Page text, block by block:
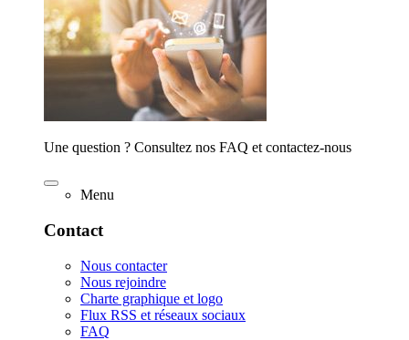
Une question ? Consultez nos FAQ et contactez-nous
Menu
Contact
Nous contacter
Nous rejoindre
Charte graphique et logo
Flux RSS et réseaux sociaux
FAQ